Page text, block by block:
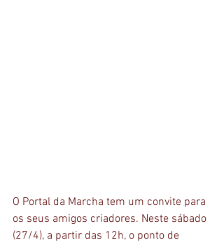
O Portal da Marcha tem um convite para
os seus amigos criadores. Neste sábado
(27/4), a partir das 12h, o ponto de